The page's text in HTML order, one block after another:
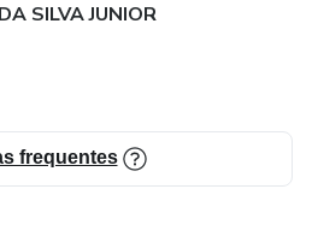
SILVA JUNIOR
frequentes